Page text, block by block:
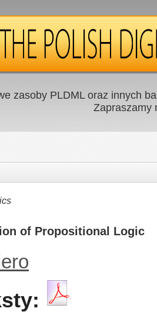
zasoby PLDML oraz innych
Zapraszamy
of Propositional Logic